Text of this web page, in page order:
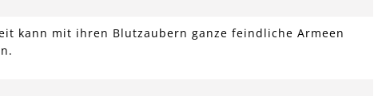
kann mit ihren Blutzaubern ganze feindliche Armeen